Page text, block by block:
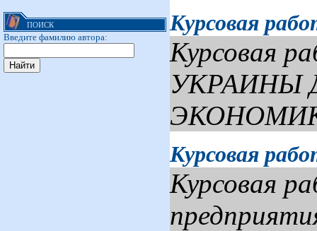
ПОИСК
Введите фамилию автора:
Курсовая
Курсовая
УКРАИНЫ
Курсовая
Курсовая